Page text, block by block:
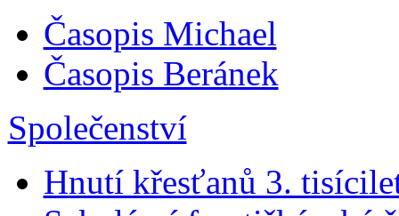
Časopis Michael
Časopis Beránek
Společenství
Hnutí křesťanů 3.